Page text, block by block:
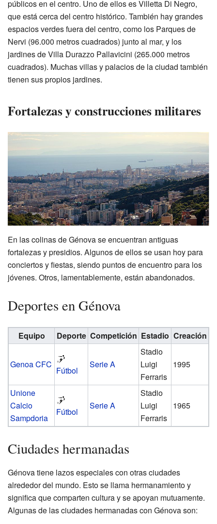
públicos en el centro. Uno de ellos es Villetta Di Negro,
que está cerca del centro histórico. También hay grandes
espacios verdes fuera del centro, como los Parques de
Nervi (96.000 metros cuadrados) junto al mar, y los
jardines de Villa Durazzo Pallavicini (265.000 metros
cuadrados). Muchas villas y palacios de la ciudad también
tienen sus propios jardines.
Fortalezas y construcciones militares
En las colinas de Génova se encuentran antiguas
fortalezas y presidios. Algunos de ellos se usan hoy para
conciertos y fiestas, siendo puntos de encuentro para los
jóvenes. Otros, lamentablemente, están abandonados.
Deportes en Génova
Equipo Deporte Competición Estadio Creación
Genoa CFC
Fútbol
Serie A
Stadio
Luigi
Ferraris
1995
Unione
Calcio
Sampdoria
Fútbol
Serie A
Stadio
Luigi
Ferraris
1965
Ciudades hermanadas
Génova tiene lazos especiales con otras ciudades
alrededor del mundo. Esto se llama hermanamiento y
significa que comparten cultura y se apoyan mutuamente.
Algunas de las ciudades hermanadas con Génova son: